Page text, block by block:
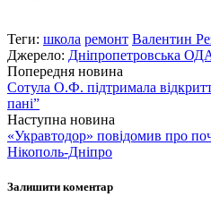
Теги: школа ремонт Валентин
Джерело: Дніпропетровська
Попередня новина
Сотула О.Ф. підтримала
пані”
Наступна новина
«Укравтодор» повідомив про
Нікополь-Дніпро
Залишити коментар